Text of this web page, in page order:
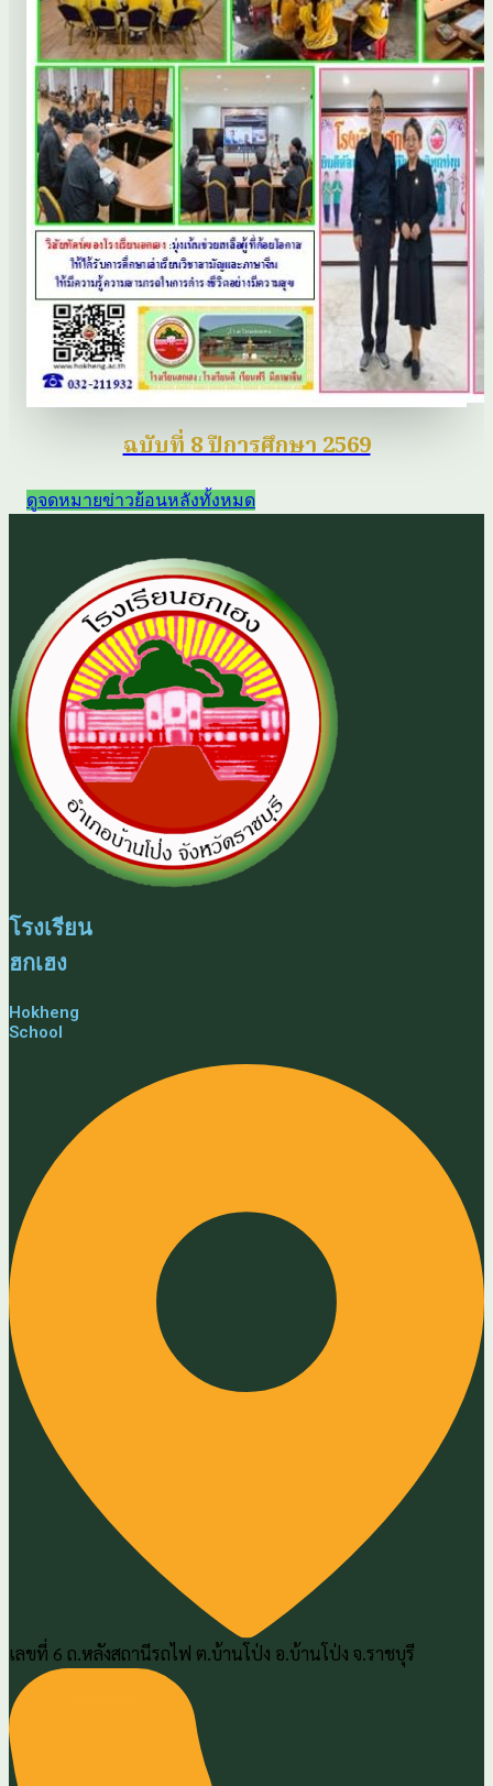
ฉบับที่ 8 ปีการศึกษา 2569
ดูจดหมายข่าวย้อนหลังทั้งหมด
โรงเรียน
ฮกเฮง
Hokheng
School
เลขที่ 6 ถ.หลังสถานีรถไฟ ต.บ้านโป่ง อ.บ้านโป่ง จ.ราชบุรี